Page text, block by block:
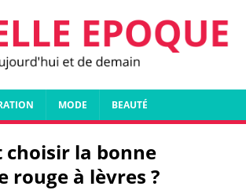
MODE BEAUTÉ
choisir la bonne
rouge à lèvres ?